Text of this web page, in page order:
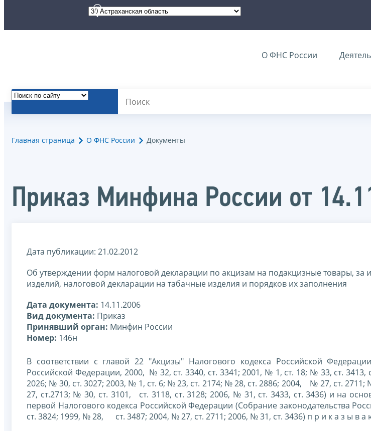
О ФНС России
Главная страница О ФНС России Документы
Приказ Минфина России от
Дата публикации: 21.02.2012
Об утверждении форм налоговой декларации по акцизам на подакцизные товары, за
изделий, налоговой декларации на табачные изделия и порядков их заполнения
Дата документа: 14.11.2006
Вид документа: Приказ
Принявший орган: Минфин России
Номер: 146н
В соответствии с главой 22 "Акцизы" Налогового кодекса Российской
Российской Федерации, 2000, № 32, ст. 3340, ст. 3341; 2001, № 1, ст. 18; № 33, ст. 3413,
2026; № 30, ст. 3027; 2003, № 1, ст. 6; № 23, ст. 2174; № 28, ст. 2886; 2004, № 27, ст. 2711;
27, ст.2713; № 30, ст. 3101, ст. 3118, ст. 3128; 2006, № 31, ст. 3433, ст. 3436) и на
первой Налогового кодекса Российской Федерации (Собрание законодательства
ст. 3824; 1999, № 28, ст. 3487; 2004, № 27, ст. 2711; 2006, № 31, ст. 3436) п р и к а з ы в а